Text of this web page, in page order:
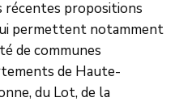
récentes propositions
permettent notamment
de communes
de Haute-
du Lot, de la